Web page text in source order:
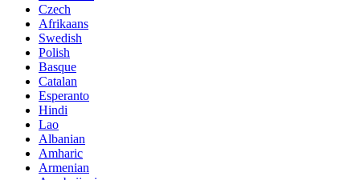
Czech
Afrikaans
Swedish
Polish
Basque
Catalan
Esperanto
Hindi
Lao
Albanian
Amharic
Armenian